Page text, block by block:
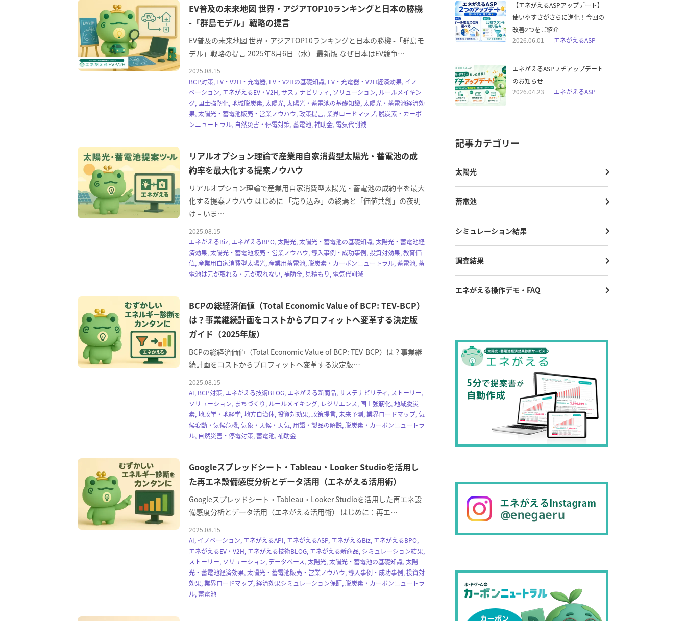
EV普及の未来地図 世界・アジアTOP10ランキングと日本の勝機
-「群島モデル」戦略の提言
EV普及の未来地図 世界・アジアTOP10ランキングと日本の勝機 -「群島モ
デル」戦略の提言 2025年8月6日（水） 最新版 なぜ日本はEV競争…
2025.08.15
BCP対策, EV・V2H・充電器, EV・V2Hの基礎知識, EV・充電器・V2H経済効果, イノ
ベーション, エネがえるEV・V2H, サステナビリティ, ソリューション, ルールメイキン
グ, 国土強靭化, 地域脱炭素, 太陽光, 太陽光・蓄電池の基礎知識, 太陽光・蓄電池経済効
果, 太陽光・蓄電池販売・営業ノウハウ, 政策提言, 業界ロードマップ, 脱炭素・カーボ
ンニュートラル, 自然災害・停電対策, 蓄電池, 補助金, 電気代削減
リアルオプション理論で産業用自家消費型太陽光・蓄電池の成
約率を最大化する提案ノウハウ
リアルオプション理論で産業用自家消費型太陽光・蓄電池の成約率を最大
化する提案ノウハウ はじめに 「売り込み」の終焉と「価値共創」の夜明
け – いま…
2025.08.15
エネがえるBiz, エネがえるBPO, 太陽光, 太陽光・蓄電池の基礎知識, 太陽光・蓄電池経
済効果, 太陽光・蓄電池販売・営業ノウハウ, 導入事例・成功事例, 投資対効果, 教育価
値, 産業用自家消費型太陽光, 産業用蓄電池, 脱炭素・カーボンニュートラル, 蓄電池, 蓄
電池は元が取れる・元が取れない, 補助金, 見積もり, 電気代削減
BCPの総経済価値（Total Economic Value of BCP: TEV-BCP）
は？事業継続計画をコストからプロフィットへ変革する決定版
ガイド（2025年版）
BCPの総経済価値（Total Economic Value of BCP: TEV-BCP）は？事業継
続計画をコストからプロフィットへ変革する決定版…
2025.08.15
AI, BCP対策, エネがえる技術BLOG, エネがえる新商品, サステナビリティ, ストーリー,
ソリューション, まちづくり, ルールメイキング, レジリエンス, 国土強靭化, 地域脱炭
素, 地政学・地経学, 地方自治体, 投資対効果, 政策提言, 未来予測, 業界ロードマップ, 気
候変動・気候危機, 気象・天候・天気, 用語・製品の解説, 脱炭素・カーボンニュートラ
ル, 自然災害・停電対策, 蓄電池, 補助金
Googleスプレッドシート・Tableau・Looker Studioを活用し
た再エネ設備感度分析とデータ活用（エネがえる活用術）
Googleスプレッドシート・Tableau・Looker Studioを活用した再エネ設
備感度分析とデータ活用（エネがえる活用術） はじめに：再エ…
2025.08.15
AI, イノベーション, エネがえるAPI, エネがえるASP, エネがえるBiz, エネがえるBPO,
エネがえるEV・V2H, エネがえる技術BLOG, エネがえる新商品, シミュレーション結果,
ストーリー, ソリューション, データベース, 太陽光, 太陽光・蓄電池の基礎知識, 太陽
光・蓄電池経済効果, 太陽光・蓄電池販売・営業ノウハウ, 導入事例・成功事例, 投資対
効果, 業界ロードマップ, 経済効果シミュレーション保証, 脱炭素・カーボンニュートラ
ル, 蓄電池
【エネがえるASPアップデート】
使いやすさがさらに進化！今回の
改善2つをご紹介
2026.06.01
エネがえるASP
エネがえるASPプチアップデート
のお知らせ
2026.04.23
エネがえるASP
記事カテゴリー
太陽光
蓄電池
シミュレーション結果
調査結果
エネがえる操作デモ・FAQ